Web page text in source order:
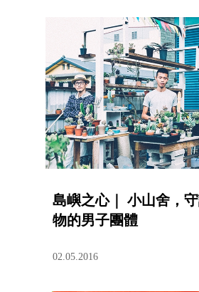
島嶼之心｜ 小山舍，
物的男子團體
02.05.2016